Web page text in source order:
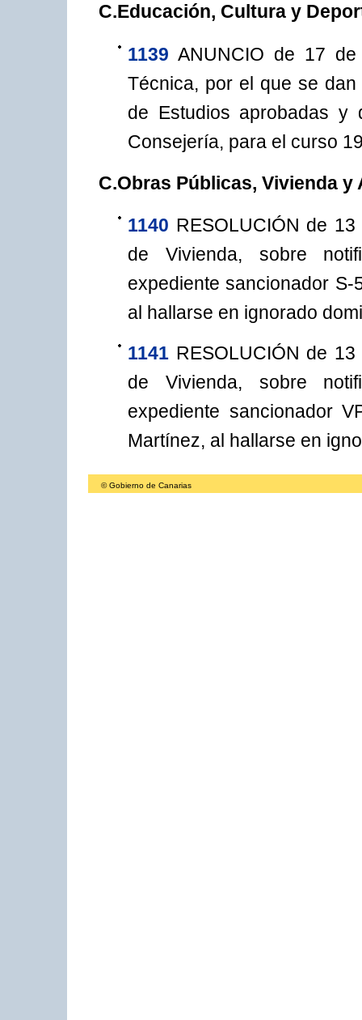
C.Educación, Cultura y
1139 ANUNCIO de 17
Técnica, por el que se
de Estudios aprobadas y
Consejería, para el curso
C.Obras Públicas, Vivienda y
1140 RESOLUCIÓN de
de Vivienda, sobre
expediente sancionador S-
al hallarse en ignorado
1141 RESOLUCIÓN de
de Vivienda, sobre
expediente sancionador
Martínez, al hallarse en
© Gobierno de Canarias